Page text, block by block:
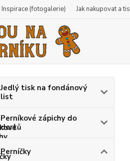
Inspirace (fotogalerie) Jak nakupovat a
Jedlý tisk na fondánový
list
Perníkové zápichy do
dortů
Perníčky